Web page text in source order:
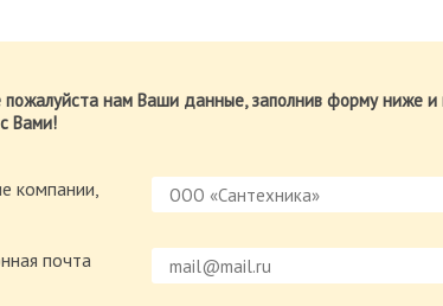
нам Ваши данные, заполнив форму ниже и
Вами!
компании,
почта